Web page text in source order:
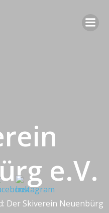
e.V.
Der Skiverein Neuenbürg